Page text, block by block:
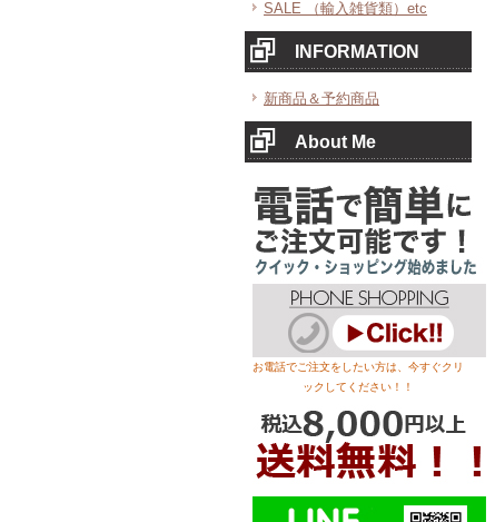
SALE （輸入雑貨類）etc
INFORMATION
新商品＆予約商品
About Me
お電話でご注文をしたい方は、今すぐクリ
ックしてください！！